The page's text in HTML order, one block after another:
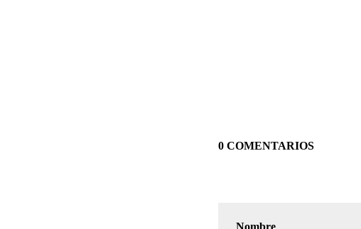
0 COMENTARIOS
Nombre